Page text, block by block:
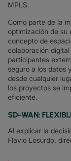
MPLS.
Como parte de la
optimización de su
concepto de
colaboración
participantes
seguro a los datos
desde cualquier
los proyectos se
eficiente.
SD-WAN:
Al explicar la
Flavio Losurdo,